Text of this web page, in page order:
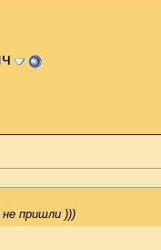
пришли )))